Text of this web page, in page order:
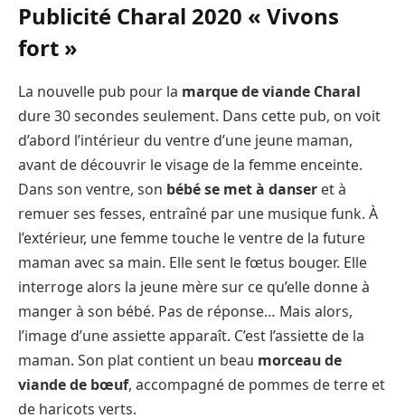
Publicité Charal 2020 « Vivons
fort »
La nouvelle pub pour la marque de viande Charal
dure 30 secondes seulement. Dans cette pub, on voit
d’abord l’intérieur du ventre d’une jeune maman,
avant de découvrir le visage de la femme enceinte.
Dans son ventre, son bébé se met à danser et à
remuer ses fesses, entraîné par une musique funk. À
l’extérieur, une femme touche le ventre de la future
maman avec sa main. Elle sent le fœtus bouger. Elle
interroge alors la jeune mère sur ce qu’elle donne à
manger à son bébé. Pas de réponse… Mais alors,
l’image d’une assiette apparaît. C’est l’assiette de la
maman. Son plat contient un beau morceau de
viande de bœuf, accompagné de pommes de terre et
de haricots verts.